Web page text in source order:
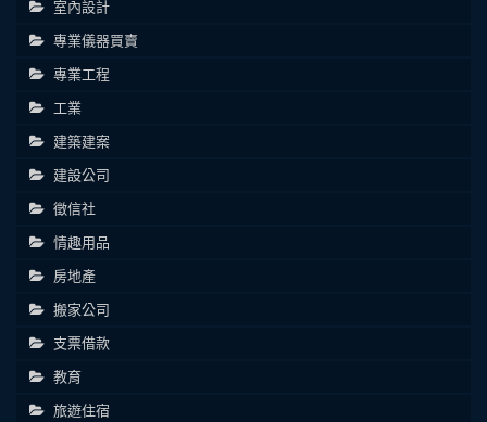
室內設計
專業儀器買賣
專業工程
工業
建築建案
建設公司
徵信社
情趣用品
房地產
搬家公司
支票借款
教育
旅遊住宿